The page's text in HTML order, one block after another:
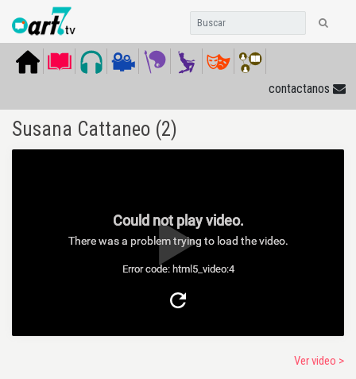
contactanos
Susana Cattaneo (2)
Could not play video.
There was a problem trying to load the video.
Error code: html5_video:4
Ver video >